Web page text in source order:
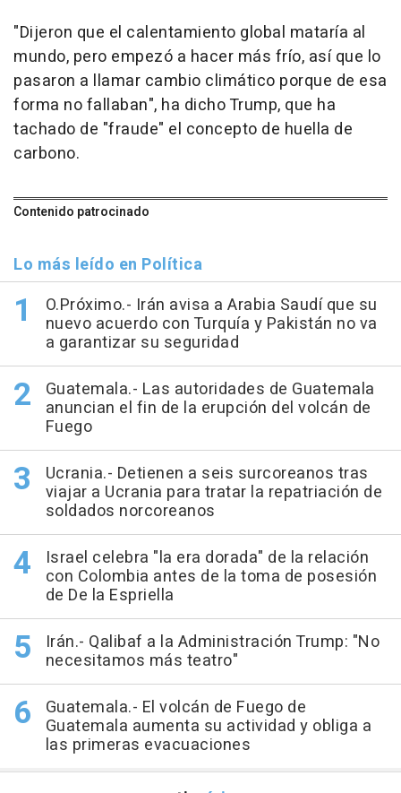
"Dijeron que el calentamiento global mataría al
mundo, pero empezó a hacer más frío, así que lo
pasaron a llamar cambio climático porque de esa
forma no fallaban", ha dicho Trump, que ha
tachado de "fraude" el concepto de huella de
carbono.
Contenido patrocinado
Lo más leído en Política
O.Próximo.- Irán avisa a Arabia Saudí que su
nuevo acuerdo con Turquía y Pakistán no va
a garantizar su seguridad
Guatemala.- Las autoridades de Guatemala
anuncian el fin de la erupción del volcán de
Fuego
Ucrania.- Detienen a seis surcoreanos tras
viajar a Ucrania para tratar la repatriación de
soldados norcoreanos
Israel celebra "la era dorada" de la relación
con Colombia antes de la toma de posesión
de De la Espriella
Irán.- Qalibaf a la Administración Trump: "No
necesitamos más teatro"
Guatemala.- El volcán de Fuego de
Guatemala aumenta su actividad y obliga a
las primeras evacuaciones